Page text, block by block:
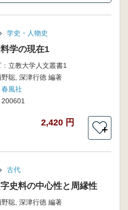
学史・人物史
学の現在1
立教大学人文叢書1
野聡, 深津行徳 編著
春風社
200601
2,420 円
＋
古代
史料の中心性と周縁性
野聡, 深津行徳 編著